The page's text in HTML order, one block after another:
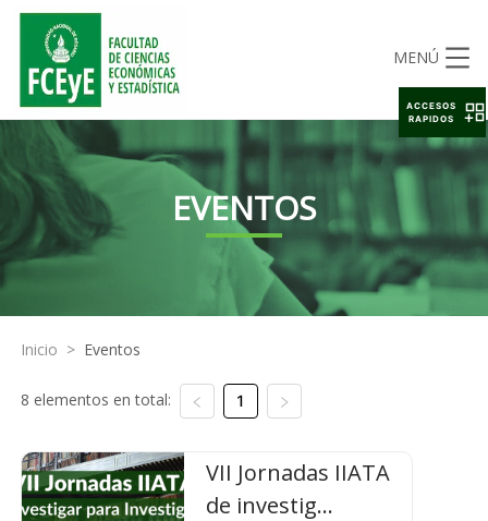
MENÚ
EVENTOS
Inicio > Eventos
8 elementos en total: 1
VII Jornadas IIATA
de investig...
ACCESOS
RAPIDOS